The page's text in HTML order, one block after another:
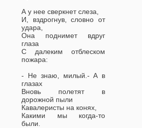
А у нее сверкнет слеза,
И, вздрогнув, словно от
удара,
Она поднимет вдруг
глаза
С далеким отблеском
пожара:
- Не знаю, милый.- А в
глазах
Вновь полетят в
дорожной пыли
Кавалеристы на конях,
Какими мы когда-то
были.